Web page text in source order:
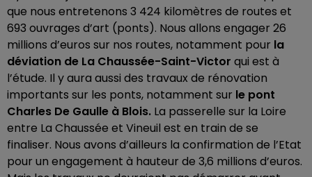
que nous entretenons 3 424 kilomètres de routes et
693 ouvrages d’art (ponts). Nous allons engager 26
millions d’euros sur nos routes, notamment pour la
déviation de La Chaussée-Saint-Victor qui est à
l’étude. Il y aura aussi des travaux de rénovation
importants sur les ponts, notamment sur le pont
Charles De Gaulle à Blois. La passerelle sur la Loire
entre La Chaussée et Vineuil est en train de se
finaliser. Nous avons d’ailleurs la confirmation de l’Etat
pour un engagement à hauteur de 3,6 millions d’euros.